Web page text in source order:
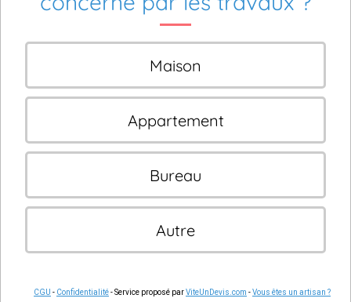
Maison
Appartement
Bureau
Autre
CGU - Confidentialité- Service proposé parViteUnDevis.com -Vous êtes un artisan ?